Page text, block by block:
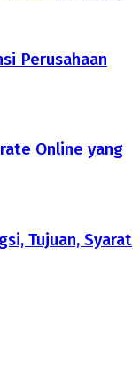
Perusahaan
Online yang
Tujuan, Syarat